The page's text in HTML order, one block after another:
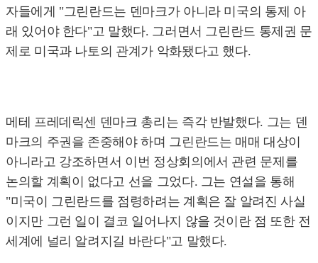
자들에게 "그린란드는 덴마크가 아니라 미국의 통제 아
래 있어야 한다"고 말했다. 그러면서 그린란드 통제권 문
제로 미국과 나토의 관계가 악화됐다고 했다.
메테 프레데릭센 덴마크 총리는 즉각 반발했다. 그는 덴
마크의 주권을 존중해야 하며 그린란드는 매매 대상이
아니라고 강조하면서 이번 정상회의에서 관련 문제를
논의할 계획이 없다고 선을 그었다. 그는 연설을 통해
"미국이 그린란드를 점령하려는 계획은 잘 알려진 사실
이지만 그런 일이 결코 일어나지 않을 것이란 점 또한 전
세계에 널리 알려지길 바란다"고 말했다.